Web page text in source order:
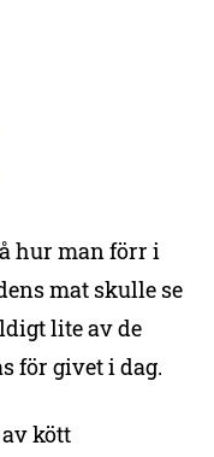
hur man förr i
mat skulle se
lite av de
för givet i dag.
kött